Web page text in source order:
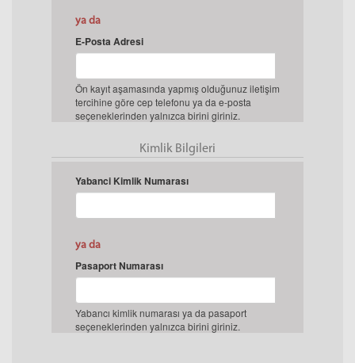
ya da
E-Posta Adresi
Ön kayıt aşamasında yapmış olduğunuz iletişim
tercihine göre cep telefonu ya da e-posta
seçeneklerinden yalnızca birini giriniz.
Kimlik Bilgileri
Yabanci Kimlik Numarası
ya da
Pasaport Numarası
Yabancı kimlik numarası ya da pasaport
seçeneklerinden yalnızca birini giriniz.